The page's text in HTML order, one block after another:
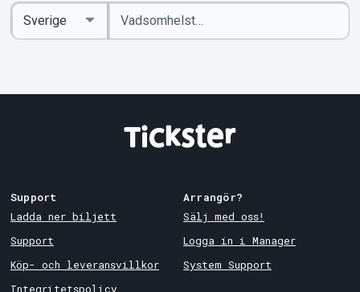
Ange
sökord
Select
Country
Support
Ladda ner biljett
Support
Köp- och leveransvillkor
Integritetspolicy
Arrangör?
Sälj med oss!
Logga in i Manager
System Support